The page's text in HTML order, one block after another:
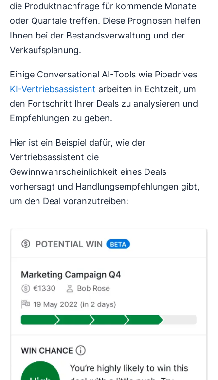
die Produktnachfrage für kommende Monate
oder Quartale treffen. Diese Prognosen helfen
Ihnen bei der Bestandsverwaltung und der
Verkaufsplanung.
Einige Conversational AI-Tools wie Pipedrives
KI-Vertriebsassistent arbeiten in Echtzeit, um
den Fortschritt Ihrer Deals zu analysieren und
Empfehlungen zu geben.
Hier ist ein Beispiel dafür, wie der
Vertriebsassistent die
Gewinnwahrscheinlichkeit eines Deals
vorhersagt und Handlungsempfehlungen gibt,
um den Deal voranzutreiben: